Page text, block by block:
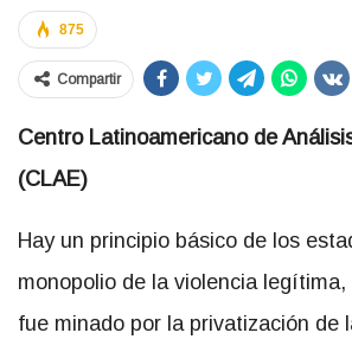
875
Compartir
Centro Latinoamericano de
(CLAE)
Hay un principio básico de los
monopolio de la violencia
fue minado por la privatización de